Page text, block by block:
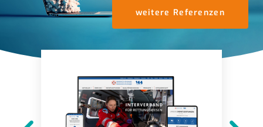
weitere Referenzen